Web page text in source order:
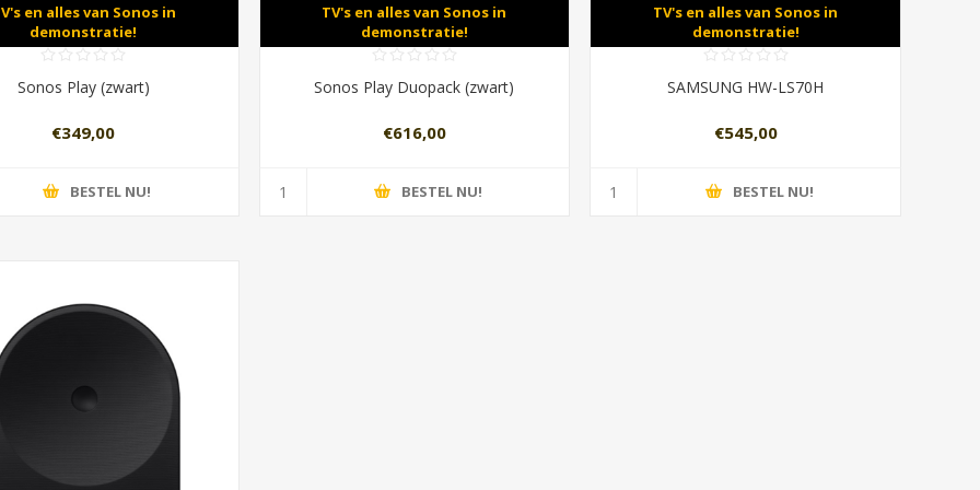
en alles van Sonos in
demonstratie!
Sonos Play (zwart)
€349,00
BESTEL NU!
TV's en alles van Sonos in
demonstratie!
Sonos Play Duopack (zwart)
€616,00
BESTEL NU!
TV's en alles van Sonos in
demonstratie!
SAMSUNG HW-LS70H
€545,00
BESTEL NU!